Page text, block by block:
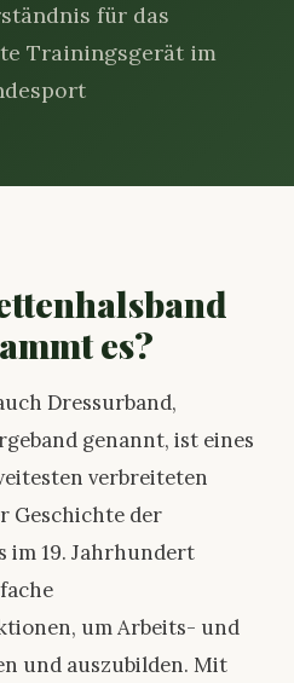
für das
Trainingsgerät im
es?
Dressurband,
genannt, ist eines
verbreiteten
Geschichte der
im 19. Jahrhundert
um Arbeits- und
und auszubilden. Mit